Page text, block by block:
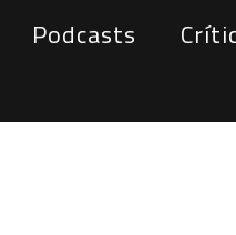
Podcasts